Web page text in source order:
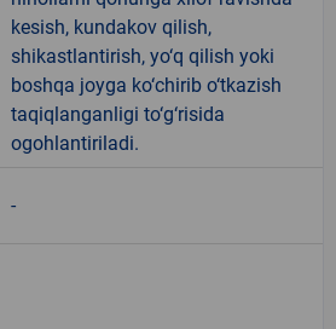
kesish, kundakov qilish,
shikastlantirish, yo‘q qilish yoki
boshqa joyga ko‘chirib o‘tkazish
taqiqlanganligi to‘g‘risida
ogohlantiriladi.
-